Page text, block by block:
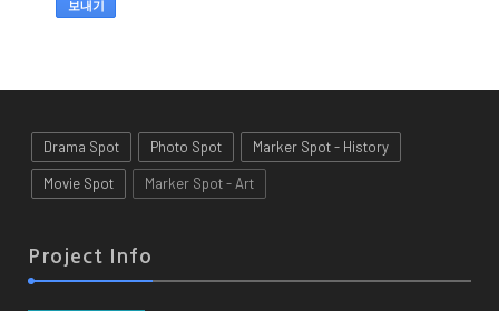
Drama Spot Photo Spot Marker Spot - History
Movie Spot Marker Spot - Art
Project Info